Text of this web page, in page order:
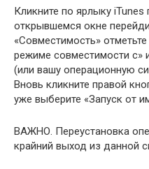
Кликните по ярлыку
открывшемся окне
«Совместимость»
режиме совместимости с»
(или вашу операционную
Вновь кликните правой
уже выберите «Запуск от
ВАЖНО. Переустановка
крайний выход из данной